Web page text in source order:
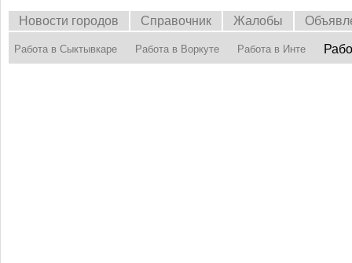
Новости городов Справочник Жалобы
Работа в Сыктывкаре Работа в Воркуте Работа в Инте